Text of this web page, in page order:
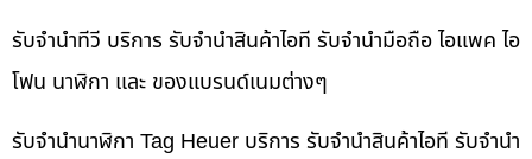
รับจำนำทีวี บริการ รับจำนำสินค้าไอที รับจำนำมือถือ ไอแพค ไอ
โฟน นาฬิกา และ ของแบรนด์เนมต่างๆ
รับจำนำนาฬิกา Tag Heuer บริการ รับจำนำสินค้าไอที รับจำนำ